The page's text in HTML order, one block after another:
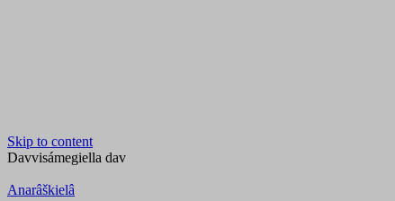
Skip to content
Davvisámegiella dav
Anarâškielâ